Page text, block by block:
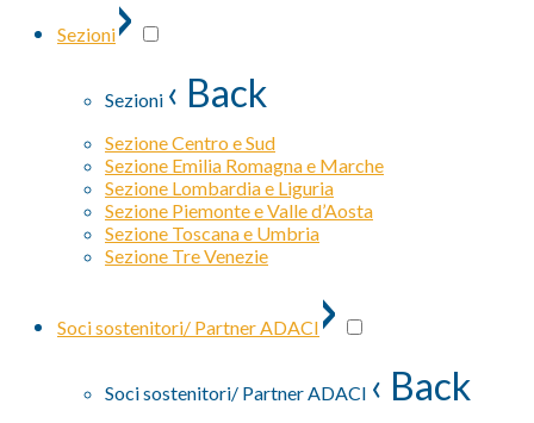
Sezioni
Sezioni ‹ Back
Sezione Centro e Sud
Sezione Emilia Romagna e Marche
Sezione Lombardia e Liguria
Sezione Piemonte e Valle d’Aosta
Sezione Toscana e Umbria
Sezione Tre Venezie
Soci sostenitori/ Partner ADACI ›
Soci sostenitori/ Partner ADACI ‹ Back